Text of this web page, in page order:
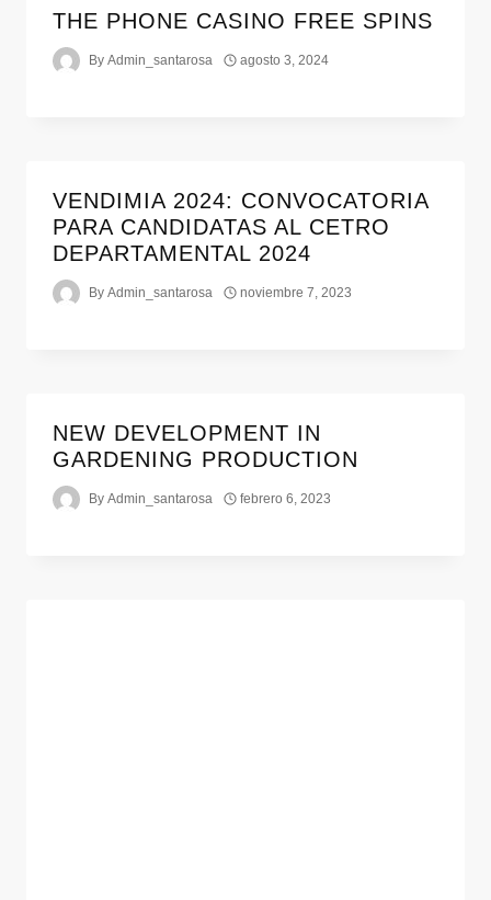
THE PHONE CASINO FREE SPINS
By Admin_santarosa agosto 3, 2024
VENDIMIA 2024: CONVOCATORIA
PARA CANDIDATAS AL CETRO
DEPARTAMENTAL 2024
By Admin_santarosa noviembre 7, 2023
NEW DEVELOPMENT IN
GARDENING PRODUCTION
By Admin_santarosa febrero 6, 2023